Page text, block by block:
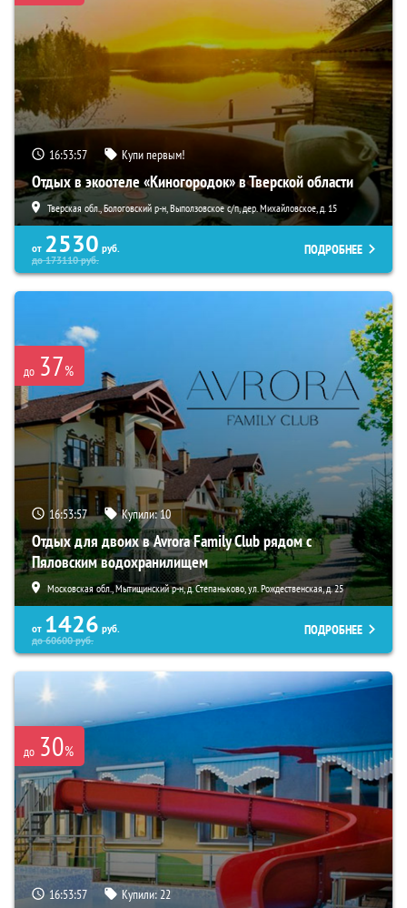
16:53:56 Купи первым!
Отдых в экоотеле «Киногородок» в Тверской области
Тверская обл., Бологовский р-н, Выползовское с/п, дер. Михайловское, д. 15
от 2530 руб.
до173110руб.
ПОДРОБНЕЕ
до 37%
16:53:56 Купили:10
Отдых для двоих в Avrora Family Club рядом с
Пяловским водохранилищем
Московская обл., Мытищинский р-н, д. Степаньково, ул. Рождественская, д. 25
от 1426 руб.
до60600руб.
ПОДРОБНЕЕ
до 30%
16:53:56 Купили:22